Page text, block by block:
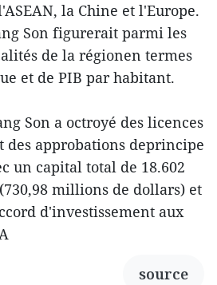
la Chine et l'Europe.
Son figurerait parmi les
de la régionen termes
et de PIB par habitant.
Son a octroyé des licences
des approbations deprincipe
un capital total de 18.602
millions de dollars) et
d'investissement aux
source